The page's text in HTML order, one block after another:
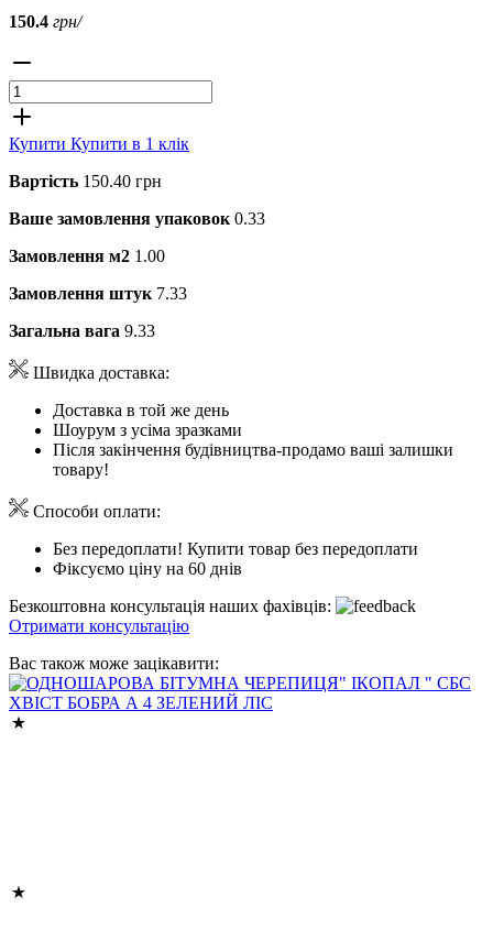
150.4 грн/
Купити Купити в 1 клік
Вартість 150.40 грн
Ваше замовлення упаковок 0.33
Замовлення м2 1.00
Замовлення штук 7.33
Загальна вага 9.33
Швидка доставка:
Доставка в той же день
Шоурум з усіма зразками
Після закінчення будівництва-продамо ваші залишки
товару!
Способи оплати:
Без передоплати! Купити товар без передоплати
Фіксуємо ціну на 60 днів
Безкоштовна консультація наших фахівців:
Отримати консультацію
Вас також може зацікавити: